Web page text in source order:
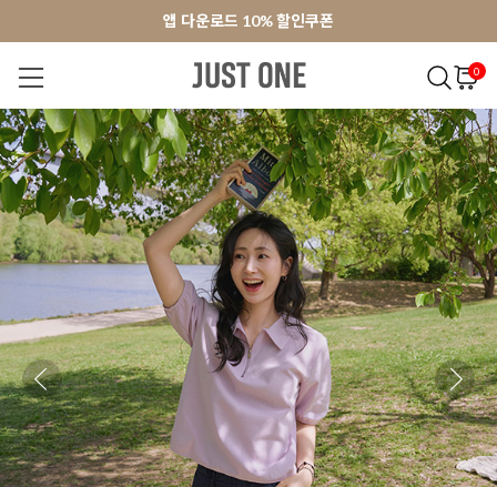
앱 다운로드 10% 할인쿠폰
회원가입 쿠폰 3000원
앱 다운로드 10% 할인쿠폰
회원가입 쿠폰 3000원
0
NEW 7% BEST 오늘출발 MADE . J 상의 팬츠 아